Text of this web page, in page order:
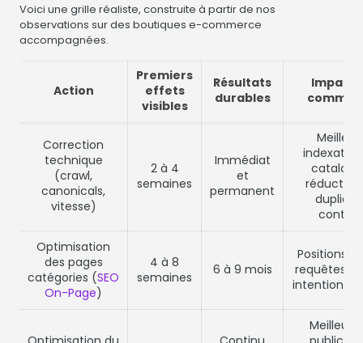
Voici une grille réaliste, construite à partir de nos
observations sur des boutiques e-commerce
accompagnées.
Action
Premiers
effets
visibles
Résultats
durables
Impact
Correction
technique
(crawl,
canonicals,
vitesse)
2 à 4
semaines
Immédiat
et
permanent
réduction
Optimisation
des pages
catégories (SEO
On-Page)
4 à 8
semaines
6 à 9 mois
Positions
requêtes à
intention
Meilleur